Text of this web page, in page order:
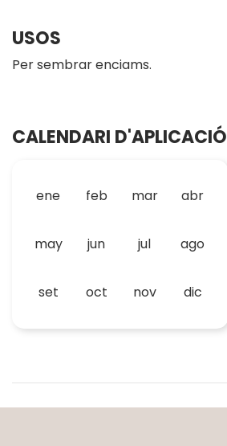
USOS
Per sembrar enciams.
CALENDARI D'APLICACIÓ
ene feb mar abr
may jun jul ago
set oct nov dic